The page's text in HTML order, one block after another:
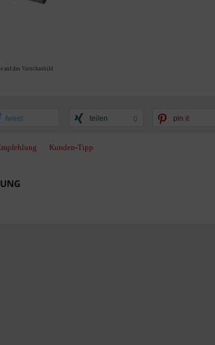
auf das Vorschaubild
tweet teilen 0 pin it
Kunden-Tipp